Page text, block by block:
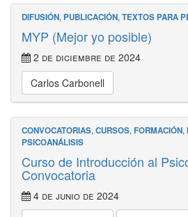
DIFUSIÓN, PUBLICACIÓN, TEXTOS PARA
MYP (Mejor yo posible)
2 de diciembre de 2024
Carlos Carbonell
CONVOCATORIAS, CURSOS, FORMACIÓN,
PSICOANÁLISIS
Curso de Introducción al
Convocatoria
4 de junio de 2024